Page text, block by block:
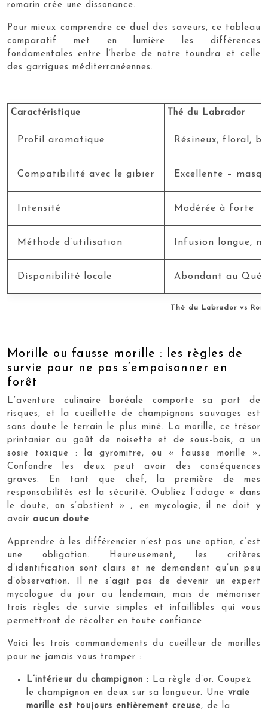
romarin crée une dissonance.
Pour mieux comprendre ce duel des saveurs, ce tableau
comparatif met en lumière les différences
fondamentales entre l’herbe de notre toundra et celle
des garrigues méditerranéennes.
Thé du Labrador vs
Caractéristique Thé du Labrador
Profil aromatique Résineux, floral,
Compatibilité avec le gibier Excellente –
Intensité Modérée à forte
Méthode d’utilisation Infusion longue,
Disponibilité locale Abondant au
Morille ou fausse morille : les règles de
survie pour ne pas s’empoisonner en
forêt
L’aventure culinaire boréale comporte sa part de
risques, et la cueillette de champignons sauvages est
sans doute le terrain le plus miné. La morille, ce trésor
printanier au goût de noisette et de sous-bois, a un
sosie toxique : la gyromitre, ou « fausse morille ».
Confondre les deux peut avoir des conséquences
graves. En tant que chef, la première de mes
responsabilités est la sécurité. Oubliez l’adage « dans
le doute, on s’abstient » ; en mycologie, il ne doit y
avoir aucun doute.
Apprendre à les différencier n’est pas une option, c’est
une obligation. Heureusement, les critères
d’identification sont clairs et ne demandent qu’un peu
d’observation. Il ne s’agit pas de devenir un expert
mycologue du jour au lendemain, mais de mémoriser
trois règles de survie simples et infaillibles qui vous
permettront de récolter en toute confiance.
Voici les trois commandements du cueilleur de morilles
pour ne jamais vous tromper :
L’intérieur du champignon : La règle d’or. Coupez
le champignon en deux sur sa longueur. Une vraie
morille est toujours entièrement creuse, de la